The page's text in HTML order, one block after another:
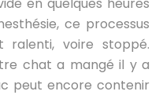
ce processus
ralenti, voire stoppé.
chat a mangé il y a
peut encore contenir